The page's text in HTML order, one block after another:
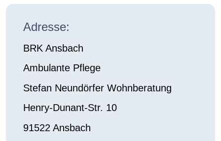
Adresse:
BRK Ansbach
Ambulante Pflege
Stefan Neundörfer Wohnberatung
Henry-Dunant-Str. 10
91522 Ansbach